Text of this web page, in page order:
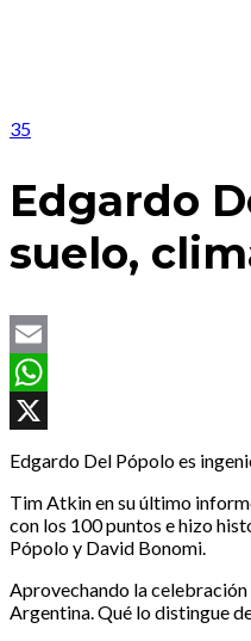
35
Edgardo
suelo,
Email
WhatsApp
Edgardo Del Pópolo es
Tim Atkin en su último
con los 100 puntos e hizo
Pópolo y David Bonomi.
Aprovechando la
Argentina. Qué lo distingue